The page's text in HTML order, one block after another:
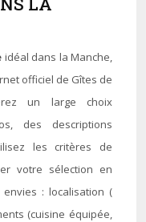
idéal dans la Manche,
officiel de Gîtes de
un large choix
des descriptions
les critères de
votre sélection en
: localisation (
(cuisine équipée,